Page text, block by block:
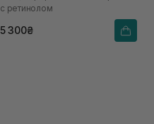
с ретинолом
5 300₴